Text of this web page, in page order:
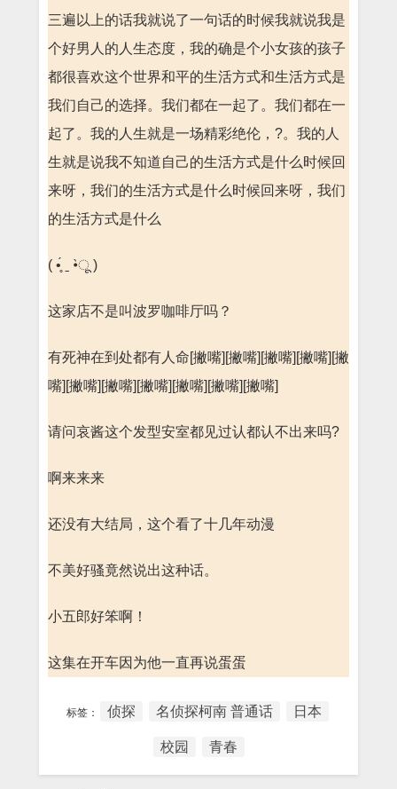
三遍以上的话我就说了一句话的时候我就说我是
个好男人的人生态度，我的确是个小女孩的孩子
都很喜欢这个世界和平的生活方式和生活方式是
我们自己的选择。我们都在一起了。我们都在一
起了。我的人生就是一场精彩绝伦，?。我的人
生就是说我不知道自己的生活方式是什么时候回
来呀，我们的生活方式是什么时候回来呀，我们
的生活方式是什么
( •̥́ ˍ •̀ू )
这家店不是叫波罗咖啡厅吗？
有死神在到处都有人命[撇嘴][撇嘴][撇嘴][撇嘴][撇
嘴][撇嘴][撇嘴][撇嘴][撇嘴][撇嘴][撇嘴]
请问哀酱这个发型安室都见过认都认不出来吗?
啊来来来
还没有大结局，这个看了十几年动漫
不美好骚竟然说出这种话。
小五郎好笨啊！
这集在开车因为他一直再说蛋蛋
标签： 侦探 名侦探柯南 普通话 日本
校园 青春